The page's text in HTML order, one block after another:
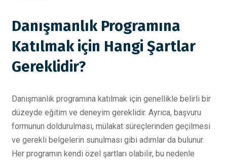
Danışmanlık Programına
Katılmak için Hangi Şartlar
Gereklidir?
Danışmanlık programına katılmak için genellikle belirli bir
düzeyde eğitim ve deneyim gereklidir. Ayrıca, başvuru
formunun doldurulması, mülakat süreçlerinden geçilmesi
ve gerekli belgelerin sunulması gibi adımlar da bulunur.
Her programın kendi özel şartları olabilir, bu nedenle